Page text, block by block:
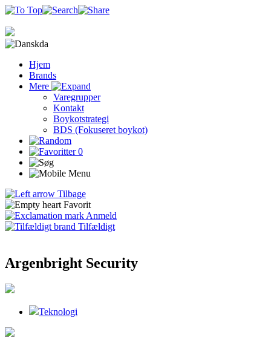
da
Hjem
Brands
Mere
Varegrupper
Kontakt
Boykotstrategi
BDS (Fokuseret boykot)
0
Tilbage
Favorit
Anmeld
Tilfældigt
Argenbright Security
Teknologi